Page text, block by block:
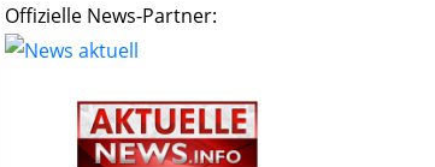
Offizielle News-Partner: